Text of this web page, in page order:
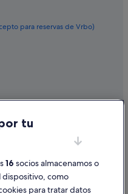
para reservas de Vrbo)
contenido
tu
16 socios almacenamos o
dispositivo, como
para tratar datos